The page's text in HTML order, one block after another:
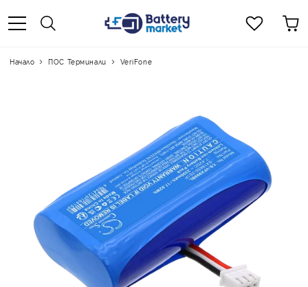
Начало ПОС Терминали VeriFone